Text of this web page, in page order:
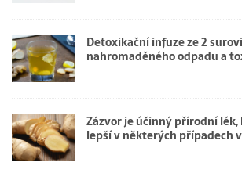
Detoxikační infuze ze 2
nahromaděného odpadu a
Zázvor je účinný přírodní
lepší v některých případech